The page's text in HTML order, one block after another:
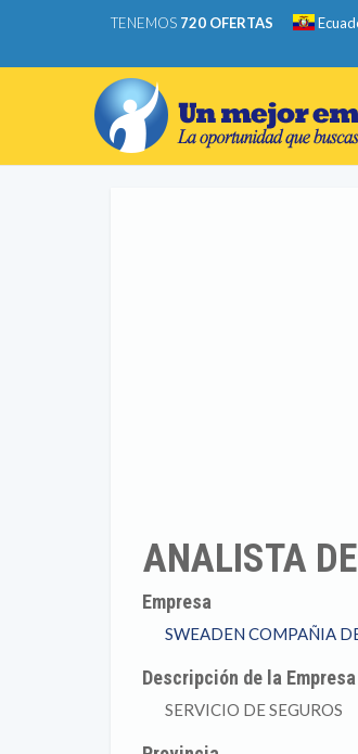
TENEMOS 720 OFERTAS
ANALISTA
Empresa
SWEADEN COMPAÑIA
Descripción de la Empresa
SERVICIO DE SEGUROS